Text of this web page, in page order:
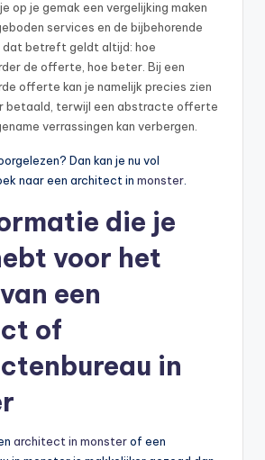
op je gemak een vergelijking maken
services en de bijbehorende
dat betreft geldt altijd: hoe
de offerte, hoe beter. Bij een
offerte kan je namelijk precies zien
betaald, terwijl een abstracte offerte
verrassingen kan verbergen.
Dan kan je nu vol
naar een architect in monster.
die je
voor het
een
of
in
architect in monsterof een